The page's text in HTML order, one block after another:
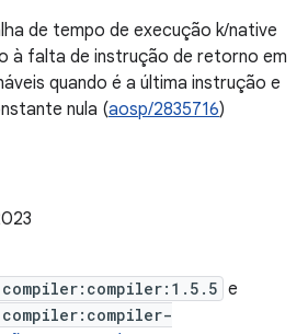
de tempo de execução k/native
à falta de instrução de retorno em
quando é a última instrução e
nula (aosp/2835716)
e